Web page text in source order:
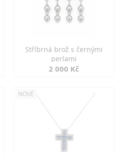
Stříbrná brož s černými
perlami
2 000 Kč
NOVÉ